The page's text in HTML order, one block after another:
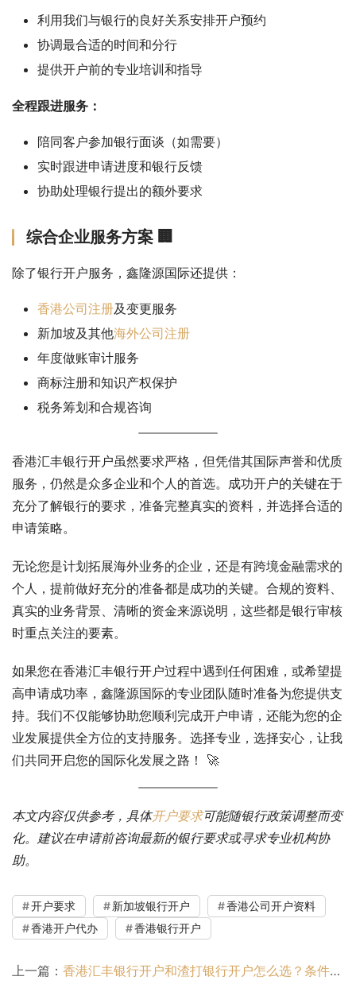
利用我们与银行的良好关系安排开户预约
协调最合适的时间和分行
提供开户前的专业培训和指导
全程跟进服务：
陪同客户参加银行面谈（如需要）
实时跟进申请进度和银行反馈
协助处理银行提出的额外要求
综合企业服务方案 🏢
除了银行开户服务，鑫隆源国际还提供：
香港公司注册及变更服务
新加坡及其他海外公司注册
年度做账审计服务
商标注册和知识产权保护
税务筹划和合规咨询
香港汇丰银行开户虽然要求严格，但凭借其国际声誉和优质
服务，仍然是众多企业和个人的首选。成功开户的关键在于
充分了解银行的要求，准备完整真实的资料，并选择合适的
申请策略。
无论您是计划拓展海外业务的企业，还是有跨境金融需求的
个人，提前做好充分的准备都是成功的关键。合规的资料、
真实的业务背景、清晰的资金来源说明，这些都是银行审核
时重点关注的要素。
如果您在香港汇丰银行开户过程中遇到任何困难，或希望提
高申请成功率，鑫隆源国际的专业团队随时准备为您提供支
持。我们不仅能够协助您顺利完成开户申请，还能为您的企
业发展提供全方位的支持服务。选择专业，选择安心，让我
们共同开启您的国际化发展之路！ 🚀
本文内容仅供参考，具体开户要求可能随银行政策调整而变
化。建议在申请前咨询最新的银行要求或寻求专业机构协
助。
开户要求 新加坡银行开户
香港公司开户资料
香港开户代办
香港银行开户
上一篇： 香港汇丰银行开户和渣打银行开户怎么选？条件与流程对比